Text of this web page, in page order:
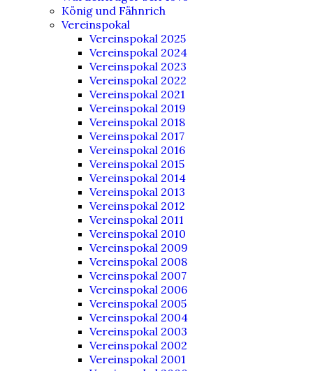
König und Fähnrich
Vereinspokal
Vereinspokal 2025
Vereinspokal 2024
Vereinspokal 2023
Vereinspokal 2022
Vereinspokal 2021
Vereinspokal 2019
Vereinspokal 2018
Vereinspokal 2017
Vereinspokal 2016
Vereinspokal 2015
Vereinspokal 2014
Vereinspokal 2013
Vereinspokal 2012
Vereinspokal 2011
Vereinspokal 2010
Vereinspokal 2009
Vereinspokal 2008
Vereinspokal 2007
Vereinspokal 2006
Vereinspokal 2005
Vereinspokal 2004
Vereinspokal 2003
Vereinspokal 2002
Vereinspokal 2001